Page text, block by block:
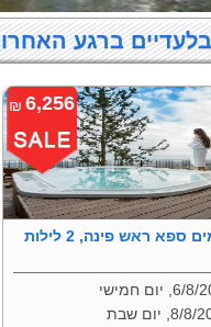
ברגע
6,256
₪
מלון מצפה הימים ספא ראש פינה, 2 לילות
יום שבת